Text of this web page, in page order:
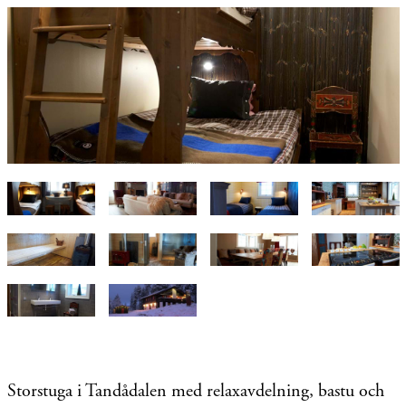
Storstuga i Tandådalen med relaxavdelning, bastu och